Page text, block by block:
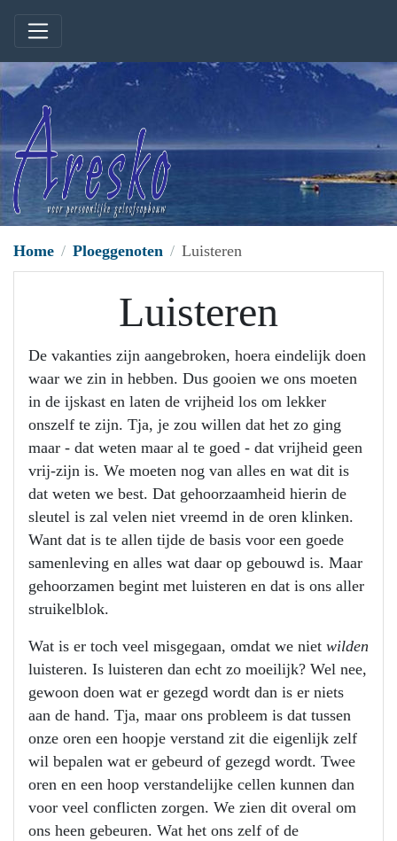
Home Ploeggenoten Luisteren
Luisteren
De vakanties zijn aangebroken, hoera eindelijk doen
waar we zin in hebben. Dus gooien we ons moeten
in de ijskast en laten de vrijheid los om lekker
onszelf te zijn. Tja, je zou willen dat het zo ging
maar - dat weten maar al te goed - dat vrijheid geen
vrij-zijn is. We moeten nog van alles en wat dit is
dat weten we best. Dat gehoorzaamheid hierin de
sleutel is zal velen niet vreemd in de oren klinken.
Want dat is te allen tijde de basis voor een goede
samenleving en alles wat daar op gebouwd is. Maar
gehoorzamen begint met luisteren en dat is ons aller
struikelblok.
Wat is er toch veel misgegaan, omdat we niet wilden
luisteren. Is luisteren dan echt zo moeilijk? Wel nee,
gewoon doen wat er gezegd wordt dan is er niets
aan de hand. Tja, maar ons probleem is dat tussen
onze oren een hoopje verstand zit die eigenlijk zelf
wil bepalen wat er gebeurd of gezegd wordt. Twee
oren en een hoop verstandelijke cellen kunnen dan
voor veel conflicten zorgen. We zien dit overal om
ons heen gebeuren. Wat het ons zelf of de